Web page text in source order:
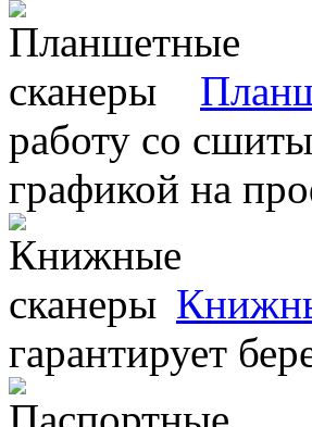
работу со
графикой на
гарантирует